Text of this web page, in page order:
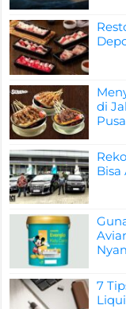
di
Bisa
7